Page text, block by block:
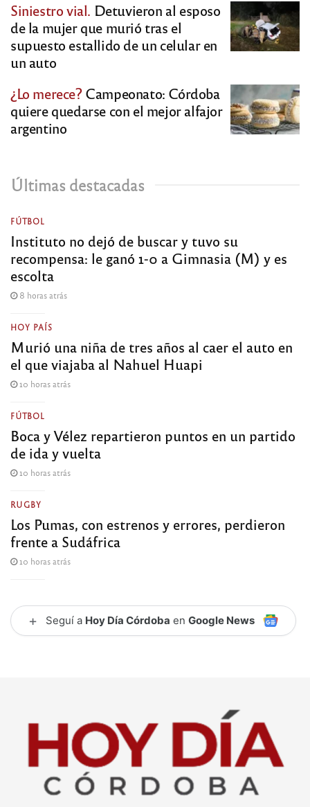
Siniestro vial. Detuvieron al esposo
de la mujer que murió tras el
supuesto estallido de un celular en
un auto
¿Lo merece?Campeonato: Córdoba
quiere quedarse con el mejor alfajor
argentino
Últimas destacadas
FÚTBOL
Instituto no dejó de buscar y tuvo su
recompensa: le ganó 1-0 a Gimnasia (M) y es
escolta
8 horas atrás
HOY PAÍS
Murió una niña de tres años al caer el auto en
el que viajaba al Nahuel Huapi
10 horas atrás
FÚTBOL
Boca y Vélez repartieron puntos en un partido
de ida y vuelta
10 horas atrás
RUGBY
Los Pumas, con estrenos y errores, perdieron
frente a Sudáfrica
10 horas atrás
+ Seguí a Hoy Día Córdoba en Google News